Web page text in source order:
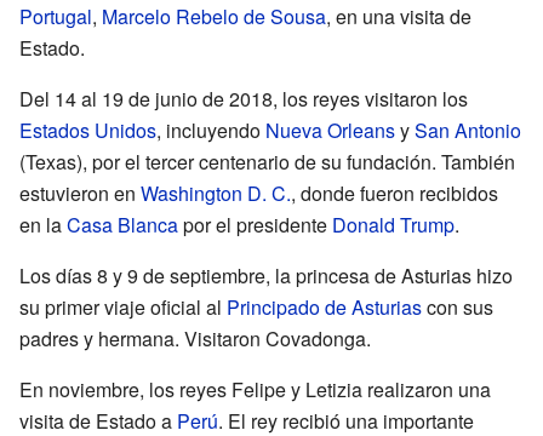
Portugal, Marcelo Rebelo de Sousa, en una visita de
Estado.
Del 14 al 19 de junio de 2018, los reyes visitaron los
Estados Unidos, incluyendo Nueva OrleansySan Antonio
(Texas), por el tercer centenario de su fundación. También
estuvieron en Washington D. C., donde fueron recibidos
en laCasa Blancapor el presidente Donald Trump.
Los días 8 y 9 de septiembre, la princesa de Asturias hizo
su primer viaje oficial al Principado de Asturiascon sus
padres y hermana. Visitaron Covadonga.
En noviembre, los reyes Felipe y Letizia realizaron una
visita de Estado a Perú. El rey recibió una importante